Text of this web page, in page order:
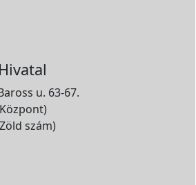
u. 63-67.
szám)